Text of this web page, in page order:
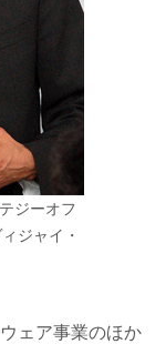
ジーオフ
ジャイ・
ェア事業のほか